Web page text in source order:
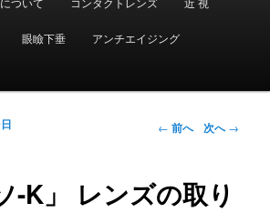
移動
動
眼瞼下垂 アンチエイジング
投稿ナビゲー
← 前へ 次へ→
-K」 レンズの取り